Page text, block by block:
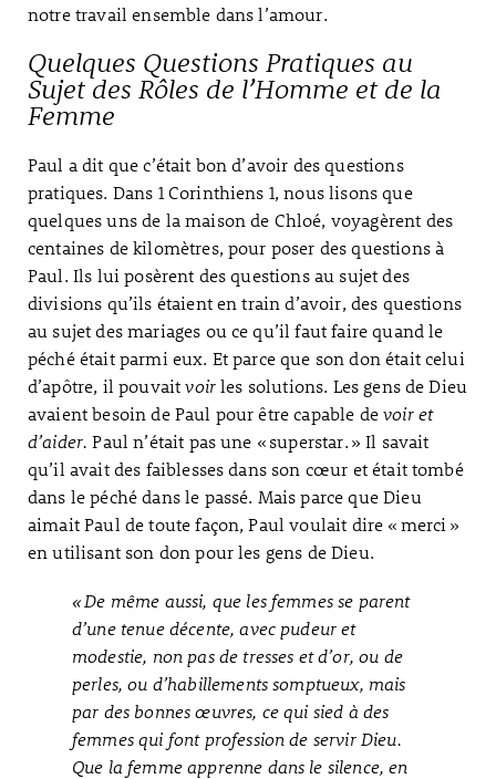
notre travail ensemble dans l’amour.
Quelques Questions Pratiques au
Sujet des Rôles de l’Homme et de la
Femme
Paul a dit que c’était bon d’avoir des questions
pratiques. Dans 1 Corinthiens 1, nous lisons que
quelques uns de la maison de Chloé, voyagèrent des
centaines de kilomètres, pour poser des questions à
Paul. Ils lui posèrent des questions au sujet des
divisions qu’ils étaient en train d’avoir, des questions
au sujet des mariages ou ce qu’il faut faire quand le
péché était parmi eux. Et parce que son don était celui
d’apôtre, il pouvaitvoirles solutions. Les gens de Dieu
avaient besoin de Paul pour être capable devoir et
d’aider.Paul n’était pas une « superstar. » Il savait
qu’il avait des faiblesses dans son cœur et était tombé
dans le péché dans le passé. Mais parce que Dieu
aimait Paul de toute façon, Paul voulait dire « merci »
en utilisant son don pour les gens de Dieu.
« De même aussi, que les femmes se parent
d’une tenue décente, avec pudeur et
modestie, non pas de tresses et d’or, ou de
perles, ou d’habillements somptueux, mais
par des bonnes œuvres, ce qui sied à des
femmes qui font profession de servir Dieu.
Que la femme apprenne dans le silence, en